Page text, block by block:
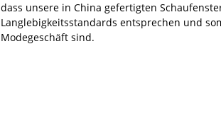
dass unsere in China gefertigten
Langlebigkeitsstandards entsprechen und
Modegeschäft sind.